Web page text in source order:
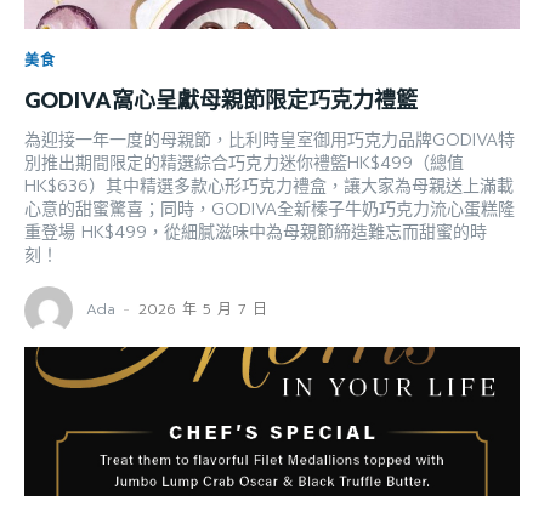
美食
GODIVA窩心呈獻母親節限定巧克力禮籃
為迎接一年一度的母親節，比利時皇室御用巧克力品牌GODIVA特
別推出期間限定的精選綜合巧克力迷你禮籃HK$499（總值
HK$636）其中精選多款心形巧克力禮盒，讓大家為母親送上滿載
心意的甜蜜驚喜；同時，GODIVA全新榛子牛奶巧克力流心蛋糕隆
重登場 HK$499，從細膩滋味中為母親節締造難忘而甜蜜的時
刻！
Ada - 2026 年 5 月 7 日